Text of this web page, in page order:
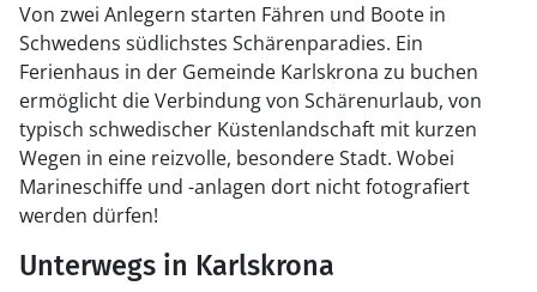
Von zwei Anlegern starten Fähren und Boote in
Schwedens südlichstes Schärenparadies. Ein
Ferienhaus in der Gemeinde Karlskrona zu buchen
ermöglicht die Verbindung von Schärenurlaub, von
typisch schwedischer Küstenlandschaft mit kurzen
Wegen in eine reizvolle, besondere Stadt. Wobei
Marineschiffe und -anlagen dort nicht fotografiert
werden dürfen!
Unterwegs in Karlskrona